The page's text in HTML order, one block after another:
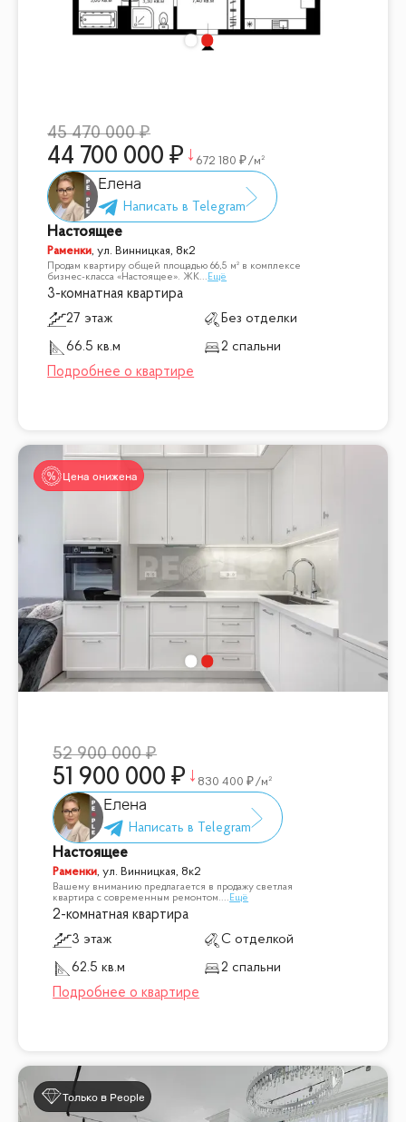
45 470 000
44 700 000 672 180 /м²
Елена
Настоящее
Раменки,ул. Винницкая, 8к2
Продам квартиру общей площадью 66,5 м² в комплексе
бизнес-класса «Настоящее». ЖК... Ещё
3-комнатная квартира
27 этаж
Без отделки
66.5 кв.м
2 спальни
Цена снижена
52 900 000
51 900 000 830 400 /м²
Елена
Настоящее
Раменки,ул. Винницкая, 8к2
Вашему вниманию предлагается в продажу светлая
квартира с современным ремонтом.... Ещё
2-комнатная квартира
3 этаж
С отделкой
62.5 кв.м
2 спальни
Только в People